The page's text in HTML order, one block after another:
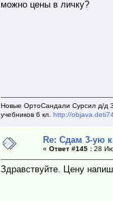
можно цены в личку?
Новые ОртоСандали Сурсил д/д
учебников 6 кл.http://
Re: Сдам 3-ую
«Ответ #145 : 28
Здравствуйте. Цену